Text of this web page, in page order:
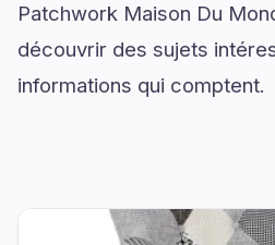
Patchwork Maison Du
découvrir des sujets
informations qui comptent.